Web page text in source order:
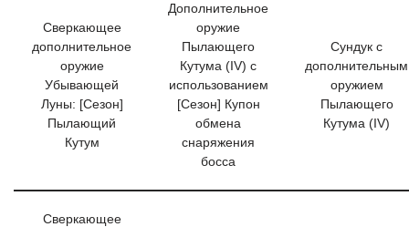
Сверкающее
дополнительное
оружие
Убывающей
Луны: [Сезон]
Пылающий
Кутум
Дополнительное
оружие
Пылающего
Кутума (IV) с
использованием
[Сезон] Купон
обмена
снаряжения
босса
Сундук с
дополнительным
оружием
Пылающего
Кутума (IV)
Сверкающее